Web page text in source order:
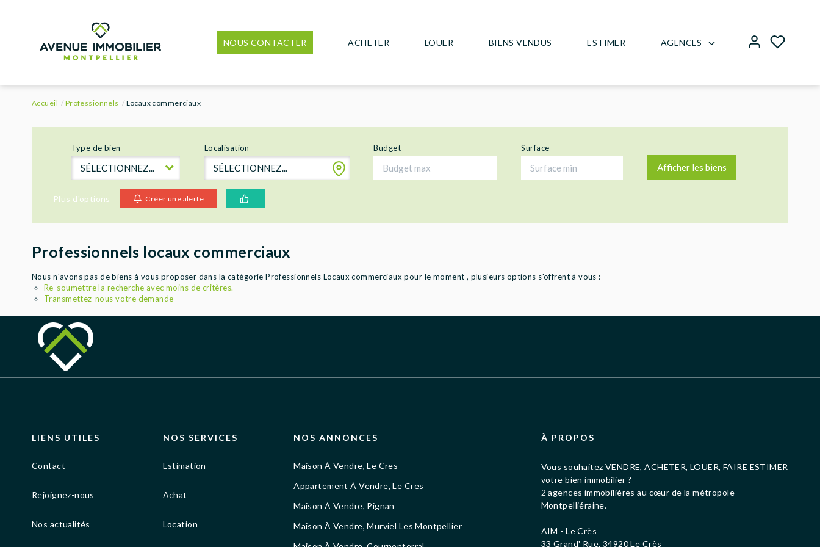
NOUS CONTACTER ACHETER LOUER BIENS VENDUS ESTIMER AGENCES
Accueil Professionnels Locaux commerciaux
Type de bien
SÉLECTIONNEZ...
Localisation
SÉLECTIONNEZ...
Budget Surface
Plus d'options Créer une alerte
Professionnels locaux commerciaux
Nous n'avons pas de biens à vous proposer dans la catégorie Professionnels Locaux commerciaux pour le moment , plusieurs options s'offrent à vous :
Re-soumettre la recherche avec moins de critères.
Transmettez-nous votre demande
LIENS UTILES
Contact
Rejoignez-nous
Nos actualités
NOS SERVICES
Estimation
Achat
Location
NOS ANNONCES
Maison À Vendre, Le Cres
Appartement À Vendre, Le Cres
Maison À Vendre, Pignan
Maison À Vendre, Murviel Les Montpellier
À PROPOS
Vous souhaitez VENDRE, ACHETER, LOUER, FAIRE ESTIMER
votre bien immobilier ?
2 agences immobilières au cœur de la métropole
Montpelliéraine.
AIM - Le Crès
33 Grand' Rue, 34920 Le Crès